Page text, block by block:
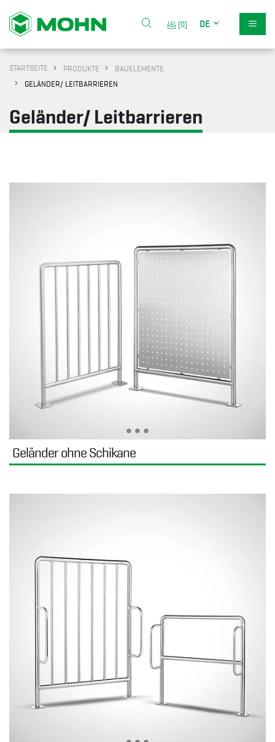
[0] DE
STARTSEITE PRODUKTE
BAUELEMENTE
GELÄNDER/ LEITBARRIEREN
Geländer/ Leitbarrieren
Geländer ohne Schikane